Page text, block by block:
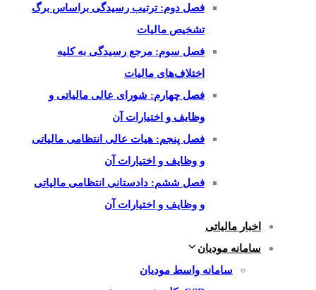
فصل دوم: ترتیب رسیدگی براساس برگ
تشخیص مالیات
فصل سوم: مرجع رسیدگی به کلیه
اختلاف‌های مالیات
فصل چهارم: شورای عالی مالیاتی و
وظایف و اختیارات آن
فصل پنجم: هیات عالی انتظامی مالیاتی
و وظایف و اختیارات آن
فصل ششم: دادستانی انتظامی مالیاتی
و وظایف و اختیارات آن
اخبار مالیاتی
سامانه مودیان
سامانه واسط مودیان